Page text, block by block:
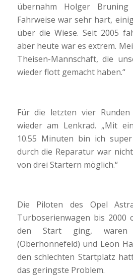
übernahm Holger Bruning
Fahrweise war sehr hart,
über die Wiese. Seit 2005
aber heute war es extrem.
Theisen-Mannschaft, die
wieder flott gemacht haben.“
Für die letzten vier
wieder am Lenkrad. „Mit
10.55 Minuten bin ich
durch die Reparatur war
von drei Startern möglich.“
Die Piloten des Opel
Turboserienwagen bis 2000
den Start ging, waren
(Oberhonnefeld) und Leon
den schlechten Startplatz
das geringste Problem.